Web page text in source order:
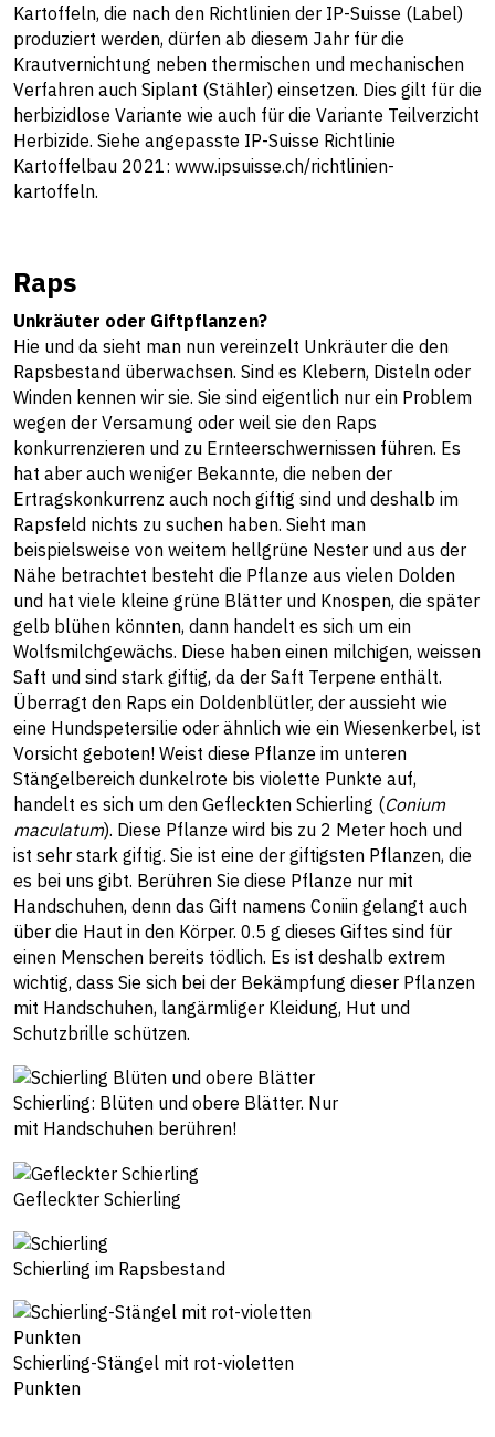
Kartoffeln, die nach den Richtlinien der IP-Suisse (Label)
produziert werden, dürfen ab diesem Jahr für die
Krautvernichtung neben thermischen und mechanischen
Verfahren auch Siplant (Stähler) einsetzen. Dies gilt für die
herbizidlose Variante wie auch für die Variante Teilverzicht
Herbizide. Siehe angepasste IP-Suisse Richtlinie
Kartoffelbau 2021: www.ipsuisse.ch/richtlinien-
kartoffeln.
Raps
Unkräuter oder Giftpflanzen?
Hie und da sieht man nun vereinzelt Unkräuter die den
Rapsbestand überwachsen. Sind es Klebern, Disteln oder
Winden kennen wir sie. Sie sind eigentlich nur ein Problem
wegen der Versamung oder weil sie den Raps
konkurrenzieren und zu Ernteerschwernissen führen. Es
hat aber auch weniger Bekannte, die neben der
Ertragskonkurrenz auch noch giftig sind und deshalb im
Rapsfeld nichts zu suchen haben. Sieht man
beispielsweise von weitem hellgrüne Nester und aus der
Nähe betrachtet besteht die Pflanze aus vielen Dolden
und hat viele kleine grüne Blätter und Knospen, die später
gelb blühen könnten, dann handelt es sich um ein
Wolfsmilchgewächs. Diese haben einen milchigen, weissen
Saft und sind stark giftig, da der Saft Terpene enthält.
Überragt den Raps ein Doldenblütler, der aussieht wie
eine Hundspetersilie oder ähnlich wie ein Wiesenkerbel, ist
Vorsicht geboten! Weist diese Pflanze im unteren
Stängelbereich dunkelrote bis violette Punkte auf,
handelt es sich um den Gefleckten Schierling (Conium
maculatum). Diese Pflanze wird bis zu 2 Meter hoch und
ist sehr stark giftig. Sie ist eine der giftigsten Pflanzen, die
es bei uns gibt. Berühren Sie diese Pflanze nur mit
Handschuhen, denn das Gift namens Coniin gelangt auch
über die Haut in den Körper. 0.5 g dieses Giftes sind für
einen Menschen bereits tödlich. Es ist deshalb extrem
wichtig, dass Sie sich bei der Bekämpfung dieser Pflanzen
mit Handschuhen, langärmliger Kleidung, Hut und
Schutzbrille schützen.
Schierling: Blüten und obere Blätter. Nur
mit Handschuhen berühren!
Gefleckter Schierling
Schierling im Rapsbestand
Schierling-Stängel mit rot-violetten
Punkten